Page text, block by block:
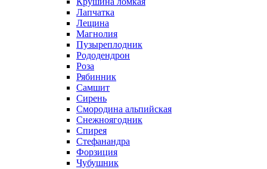
Лапчатка
Лещина
Магнолия
Пузыреплодник
Рододендрон
Роза
Рябинник
Самшит
Сирень
Смородина альпийская
Снежноягодник
Спирея
Стефанандра
Форзиция
Чубушник